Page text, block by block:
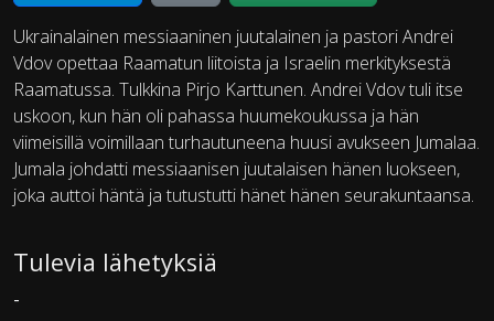
Ukrainalainen messiaaninen juutalainen ja pastori Andrei
Vdov opettaa Raamatun liitoista ja Israelin merkityksestä
Raamatussa. Tulkkina Pirjo Karttunen. Andrei Vdov tuli itse
uskoon, kun hän oli pahassa huumekoukussa ja hän
viimeisillä voimillaan turhautuneena huusi avukseen Jumalaa.
Jumala johdatti messiaanisen juutalaisen hänen luokseen,
joka auttoi häntä ja tutustutti hänet hänen seurakuntaansa.
Tulevia lähetyksiä
-